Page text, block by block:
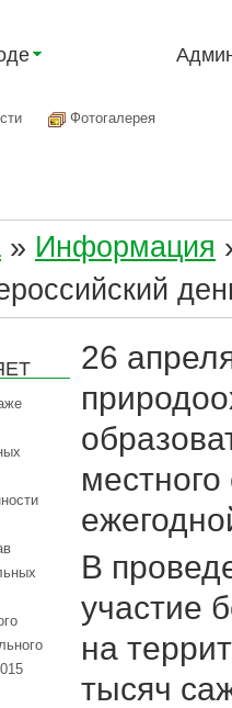
Фотогалерея
» Информация
26
В
участие
на
тысяч